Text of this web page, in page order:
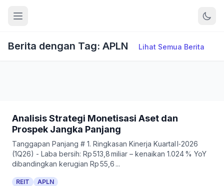
Berita dengan Tag: APLN Lihat Semua Berita
Analisis Strategi Monetisasi Aset dan
Prospek Jangka Panjang
Tanggapan Panjang # 1. Ringkasan Kinerja Kuartal I‑2026
(1Q26) - Laba bersih: Rp 513,8 miliar – kenaikan 1.024 % YoY
dibandingkan kerugian Rp 55,6 ...
REIT APLN